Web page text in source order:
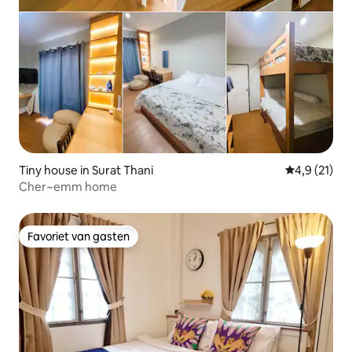
Tiny house in Surat Thani
4,9 (21)
Cher~emm home
Favoriet van gasten
Favoriet van gasten